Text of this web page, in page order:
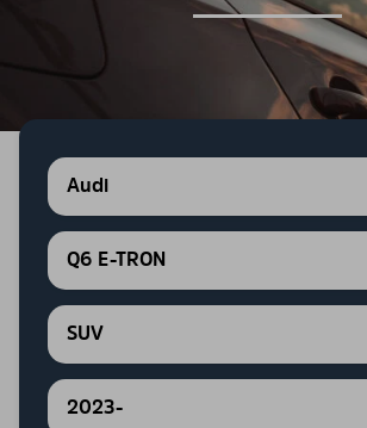
Audi
Q6 E-TRON
SUV
2023-